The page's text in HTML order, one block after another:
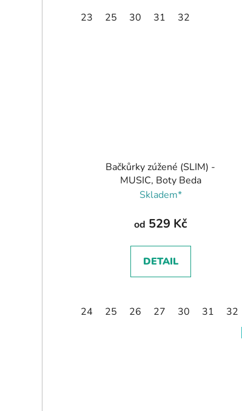
23 25 30 31 32
Bačkůrky zúžené (SLIM) -
MUSIC, Boty Beda
Skladem*
od 529 Kč
DETAIL
24 25 26 27 30 31 32